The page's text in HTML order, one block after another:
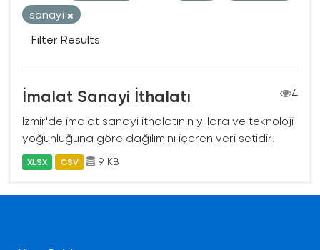
sanayi
Filter Results
İmalat Sanayi İthalatı
4
İzmir'de imalat sanayi ithalatının yıllara ve teknoloji
yoğunluğuna göre dağılımını içeren veri setidir.
XLSX CSV 9 KB